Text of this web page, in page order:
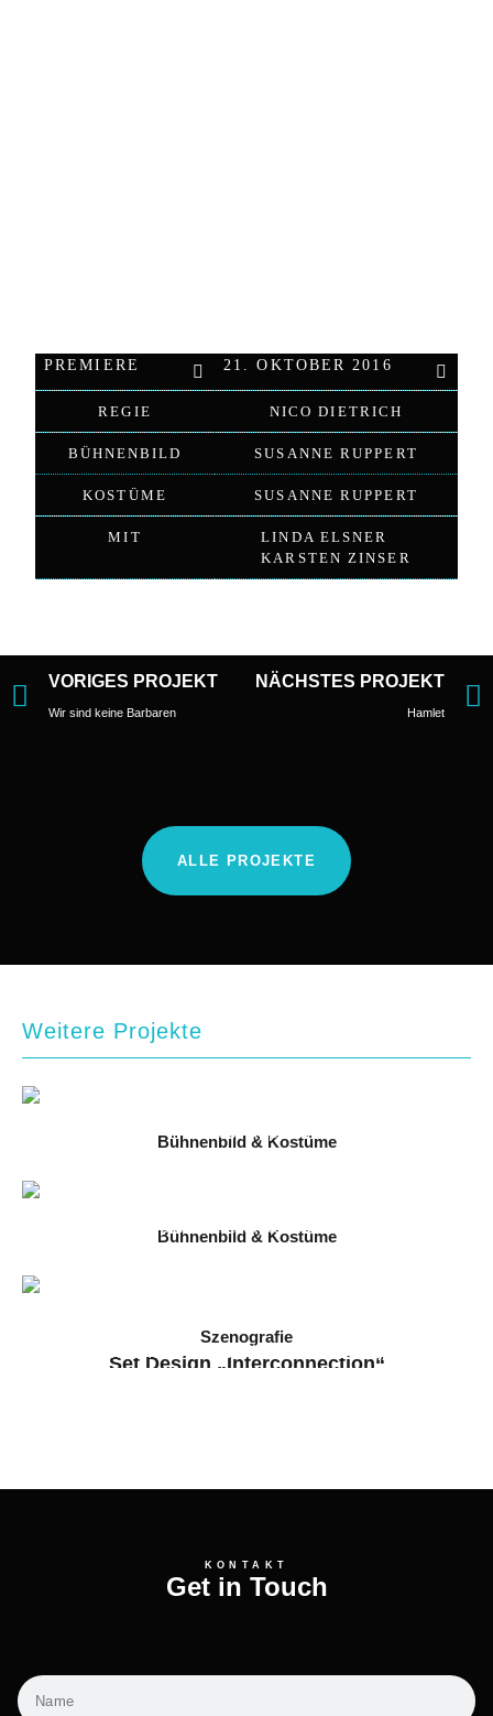
PREMIERE 21. OKTOBER 2016
REGIE NICO DIETRICH
BÜHNENBILD SUSANNE RUPPERT
KOSTÜME SUSANNE RUPPERT
MIT
LINDA ELSNER
KARSTEN ZINSER
VORIGES PROJEKT
Wir sind keine Barbaren
NÄCHSTES PROJEKT
Hamlet
ALLE PROJEKTE
Weitere Projekte
Bühnenbild & Kostüme
Bühnenbild & Kostüme
Szenografie
Set Design „Interconnection“
KONTAKT
Get in Touch